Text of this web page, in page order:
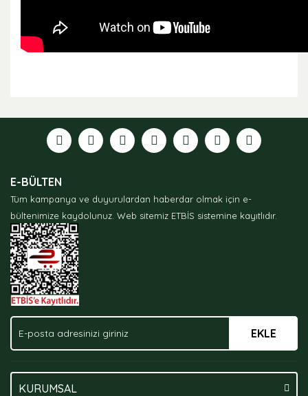
formunu kullanarak tarafımıza iletebilirsiniz.
Görüş ve önerileriniz için teşekkür ederiz.
Ürün açıklamasında eksik bilgiler bulunuyor.
Ürün bilgilerinde hatalar bulunuyor.
Ürün fiyatı diğer sitelerden daha pahalı.
Bu ürüne benzer farklı alternatifler olmalı.
E-BÜLTEN
Tüm kampanya ve duyurulardan haberdar olmak için e-
bültenimize kaydolunuz. Web sitemiz ETBİS sistemine kayıtlıdır.
EKLE
KURUMSAL